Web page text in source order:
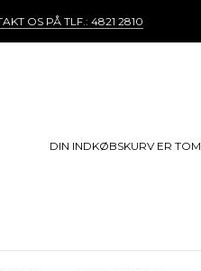
OS PÅ TLF.: 4821 2810
DIN INDKØBSKURV ER TOM